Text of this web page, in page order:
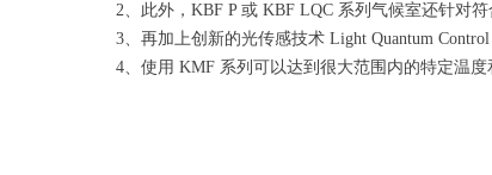
2、此外，KBF P 或 KBF LQC 系列气候室还针对
3、再加上创新的光传感技术 Light Quantum
4、使用 KMF 系列可以达到很大范围内的特定温